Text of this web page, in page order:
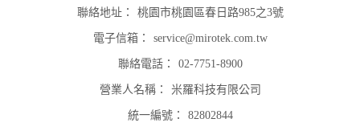
聯絡地址： 桃園市桃園區春日路985之3號
電子信箱： service@mirotek.com.tw
聯絡電話： 02-7751-8900
營業人名稱： 米羅科技有限公司
統一編號： 82802844